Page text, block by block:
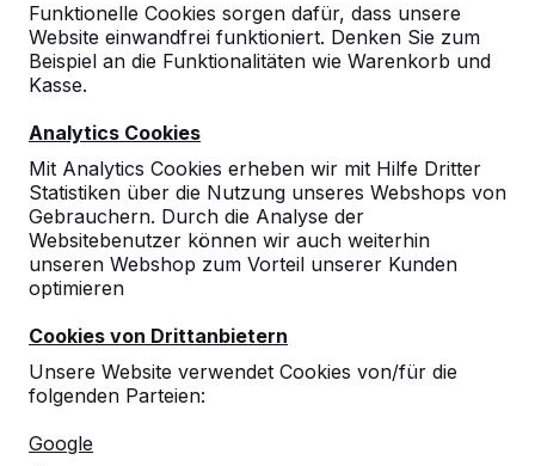
Funktionelle Cookies sorgen dafür, dass unsere
Website einwandfrei funktioniert. Denken Sie zum
Beispiel an die Funktionalitäten wie Warenkorb und
Kasse.
Analytics Cookies
Mit Analytics Cookies erheben wir mit Hilfe Dritter
Statistiken über die Nutzung unseres Webshops von
Gebrauchern. Durch die Analyse der
Websitebenutzer können wir auch weiterhin
unseren Webshop zum Vorteil unserer Kunden
optimieren
Cookies von Drittanbietern
Unsere Website verwendet Cookies von/für die
folgenden Parteien:
Google
Referenzen